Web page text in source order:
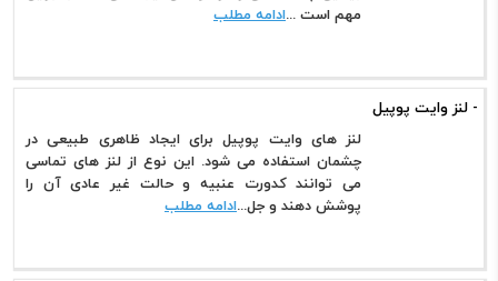
مهم است ...ادامه مطلب
- لنز وایت پوپیل
لنز های وایت پوپیل برای ایجاد ظاهری طبیعی در
چشمان استفاده می شود. این نوع از لنز های تماسی
می توانند کدورت عنبیه و حالت غیر عادی آن را
پوشش دهند و جل...ادامه مطلب